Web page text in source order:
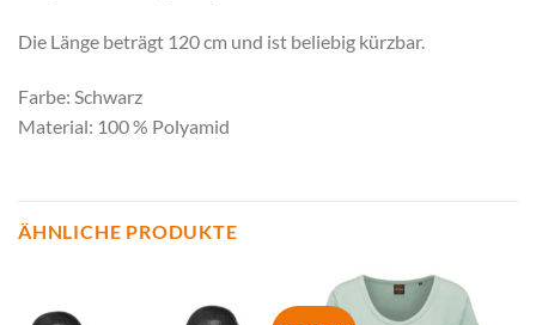
Die Länge beträgt 120 cm und ist beliebig kürzbar.
Farbe: Schwarz
Material: 100 % Polyamid
ÄHNLICHE PRODUKTE